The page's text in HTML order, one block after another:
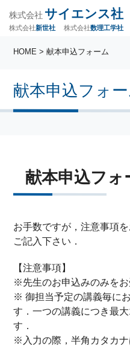
株式会社 サイエンス社
株式会社新世社 株式会社数理工学社
献本申込フォー
HOME > 献本申込フォーム
献本申込フォ
お手数ですが，注意事項
ご記入下さい．
【注意事項】
※先生のお申込みのみをお
※ 御担当予定の講義毎に
す．一つの講義につき最
す．
※入力の際，半角カタカ